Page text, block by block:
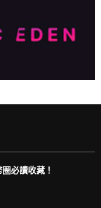
必讀收藏！